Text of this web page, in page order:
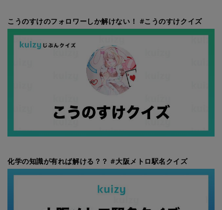
こうのすけのフォロワーしか解けない！ #こうのすけクイズ
化学の知識が有れば解ける？？ #大阪メトロ駅名クイズ